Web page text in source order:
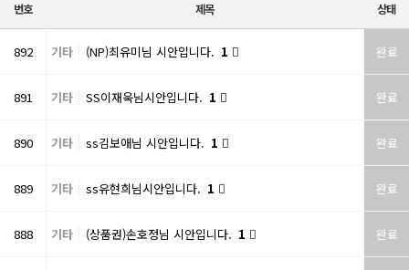
번호 제목 상태
892 기타 (NP)최유미님 시안입니다. 1 완료
891 기타 SS이재욱님시안입니다. 1 완료
890 기타 ss김보애님 시안입니다. 1 완료
889 기타 ss유현희님시안입니다. 1 완료
888 기타 (상품권)손호정님 시안입니다. 1 완료